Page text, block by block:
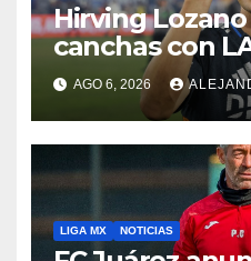
Hirving
canchas con
AGO 6, 2026
LIGA MX NOTICIAS